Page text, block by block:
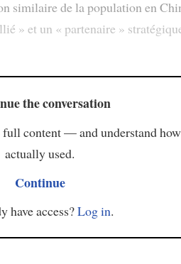
similaire de la population en
» et un « partenaire »
the conversation
content — and understand
actually used.
Continue
have access?Log in.